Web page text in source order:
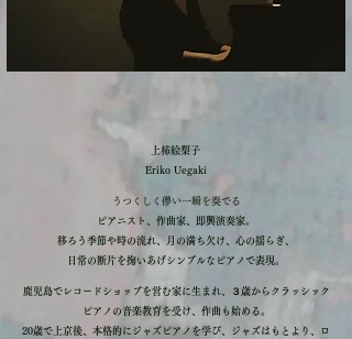
上柿絵梨子
Eriko Uegaki
​うつ くしく儚い一瞬を奏でる
ピアニスト、作曲家、即興演奏家。
移ろう季節や時の流れ、月の満ち欠け、心の揺らぎ、
日常の断片を掬いあげシンプルなピアノで表現。
鹿児島でレコードショップを営む家に生まれ、３歳からクラッシック
ピアノの音楽教育を受け、作曲も始める。
20歳で上京後、本格的にジャズピアノを学び、ジャズはもとより、ロ